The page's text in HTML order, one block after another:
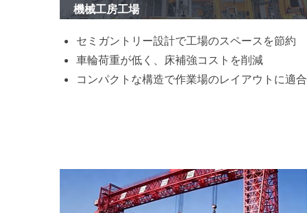
機械工房工場
セミガントリー設計で工場のスペースを節約
車輪荷重が低く、床補強コストを削減
コンパクトな構造で作業場のレイアウトに適合